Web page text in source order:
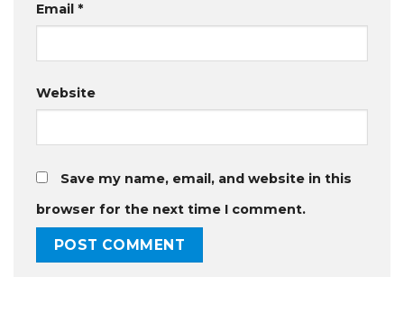
Email *
Website
Save my name, email, and website in this
browser for the next time I comment.